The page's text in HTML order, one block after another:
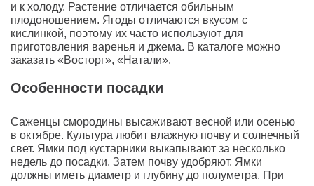
и к холоду. Растение отличается обильным
плодоношением. Ягоды отличаются вкусом с
кислинкой, поэтому их часто используют для
приготовления варенья и джема. В каталоге можно
заказать «Восторг», «Натали».
Особенности посадки
Саженцы смородины высаживают весной или осенью
в октябре. Культура любит влажную почву и солнечный
свет. Ямки под кустарники выкапывают за несколько
недель до посадки. Затем почву удобряют. Ямки
должны иметь диаметр и глубину до полуметра. При